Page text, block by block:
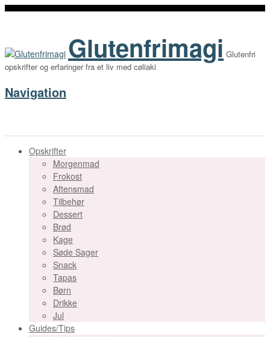
Glutenfrimagi Glutenfri
opskrifter og erfaringer fra et liv med cøliaki
Navigation
Opskrifter
Morgenmad
Frokost
Aftensmad
Tilbehør
Dessert
Brød
Kage
Søde Sager
Snack
Tapas
Børn
Drikke
Jul
Guides/Tips